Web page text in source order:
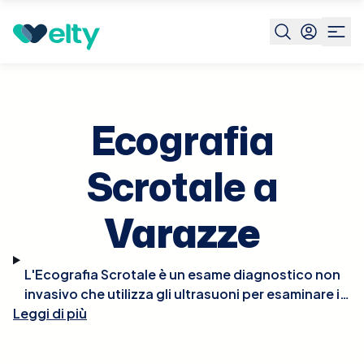
Prenota visita Varazze
Ecografia
Scrotale a
Varazze
L'Ecografia Scrotale è un esame diagnostico non
invasivo che utilizza gli ultrasuoni per esaminare i
tessuti all'interno dello scroto, inclusi i testicoli e le
Leggi di più